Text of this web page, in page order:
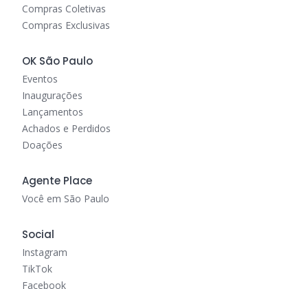
Compras Coletivas
Compras Exclusivas
OK São Paulo
Eventos
Inaugurações
Lançamentos
Achados e Perdidos
Doações
Agente Place
Você em São Paulo
Social
Instagram
TikTok
Facebook